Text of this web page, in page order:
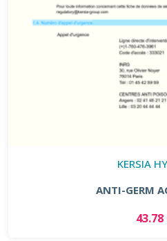
KERSIA
ANTI-GERM
43.78